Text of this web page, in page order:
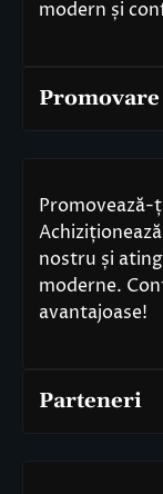
modern și
Promovare
Promovează-
nostru și
moderne.
avantajoase!
Parteneri